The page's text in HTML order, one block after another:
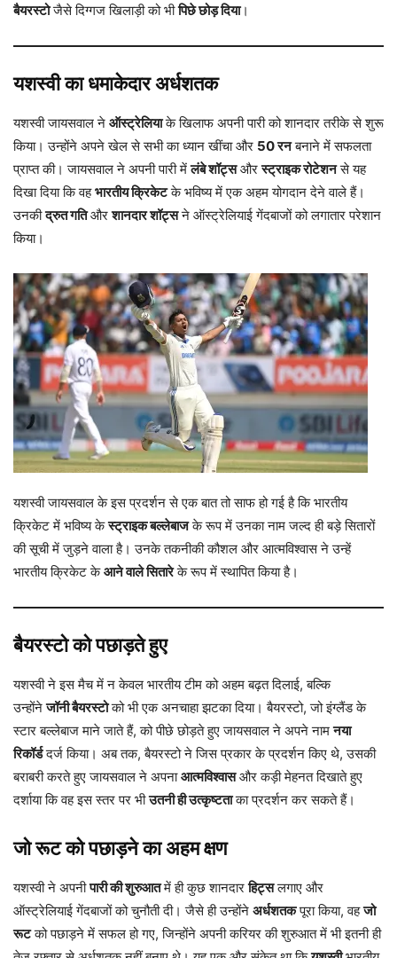
बैयरस्टोजैसे दिग्गज खिलाड़ी को भीपिछे छोड़ दिया।
यशस्वी का धमाकेदार अर्धशतक
यशस्वी जायसवाल ने ऑस्ट्रेलियाके खिलाफ अपनी पारी को शानदार तरीके से शुरू
किया। उन्होंने अपने खेल से सभी का ध्यान खींचा और 50 रनबनाने में सफलता
प्राप्त की। जायसवाल ने अपनी पारी मेंलंबे शॉट्सऔरस्ट्राइक रोटेशनसे यह
दिखा दिया कि वहभारतीय क्रिकेटके भविष्य में एक अहम योगदान देने वाले हैं।
उनकीद्रुत गतिऔरशानदार शॉट्सने ऑस्ट्रेलियाई गेंदबाजों को लगातार परेशान
किया।
यशस्वी जायसवाल के इस प्रदर्शन से एक बात तो साफ हो गई है कि भारतीय
क्रिकेट में भविष्य केस्ट्राइक बल्लेबाजके रूप में उनका नाम जल्द ही बड़े सितारों
की सूची में जुड़ने वाला है। उनके तकनीकी कौशल और आत्मविश्वास ने उन्हें
भारतीय क्रिकेट केआने वाले सितारेके रूप में स्थापित किया है।
बैयरस्टो को पछाड़ते हुए
यशस्वी ने इस मैच में न केवल भारतीय टीम को अहम बढ़त दिलाई, बल्कि
उन्होंनेजॉनी बैयरस्टोको भी एक अनचाहा झटका दिया। बैयरस्टो, जो इंग्लैंड के
स्टार बल्लेबाज माने जाते हैं, को पीछे छोड़ते हुए जायसवाल ने अपने नामनया
रिकॉर्डदर्ज किया। अब तक, बैयरस्टो ने जिस प्रकार के प्रदर्शन किए थे, उसकी
बराबरी करते हुए जायसवाल ने अपनाआत्मविश्वासऔर कड़ी मेहनत दिखाते हुए
दर्शाया कि वह इस स्तर पर भीउतनी ही उत्कृष्टताका प्रदर्शन कर सकते हैं।
जो रूट को पछाड़ने का अहम क्षण
यशस्वी ने अपनीपारी की शुरुआतमें ही कुछ शानदारहिट्सलगाए और
ऑस्ट्रेलियाई गेंदबाजों को चुनौती दी। जैसे ही उन्होंने अर्धशतकपूरा किया, वहजो
रूटको पछाड़ने में सफल हो गए, जिन्होंने अपनी करियर की शुरुआत में भी इतनी ही